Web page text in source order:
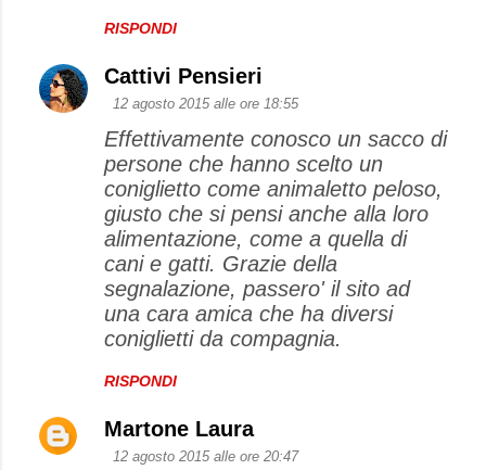
RISPONDI
Cattivi Pensieri
12 agosto 2015 alle ore 18:55
Effettivamente conosco un sacco di
persone che hanno scelto un
coniglietto come animaletto peloso,
giusto che si pensi anche alla loro
alimentazione, come a quella di
cani e gatti. Grazie della
segnalazione, passero' il sito ad
una cara amica che ha diversi
coniglietti da compagnia.
RISPONDI
Martone Laura
12 agosto 2015 alle ore 20:47